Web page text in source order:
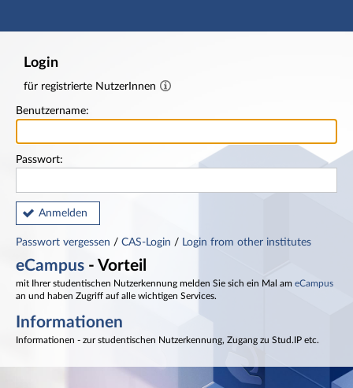
Hauptnavigation
Login
für registrierte NutzerInnen
Benutzername:
Passwort:
Anmelden
Passwort vergessen / CAS-Login / Login from other institutes
eCampus - Vorteil
mit Ihrer studentischen Nutzerkennung melden Sie sich ein Mal am eCampus
an und haben Zugriff auf alle wichtigen Services.
Informationen
Informationen - zur studentischen Nutzerkennung, Zugang zu Stud.IP etc.